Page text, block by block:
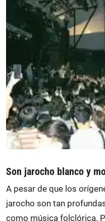
Son jarocho blanco y
A pesar de que los
jarocho son tan
como música folclórica.